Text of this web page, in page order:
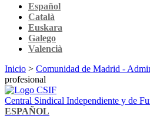
Español
Català
Euskara
Galego
Valencià
Inicio > Comunidad de Madrid -
profesional
Central Sindical Independiente y de
ESPAÑOL